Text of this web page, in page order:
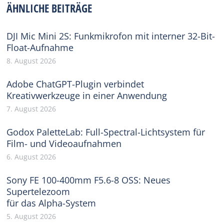
ÄHNLICHE BEITRÄGE
DJI Mic Mini 2S: Funkmikrofon mit interner 32-Bit-
Float-Aufnahme
8. August 2026
Adobe ChatGPT-Plugin verbindet
Kreativwerkzeuge in einer Anwendung
7. August 2026
Godox PaletteLab: Full-Spectral-Lichtsystem für
Film- und Videoaufnahmen
6. August 2026
Sony FE 100-400mm F5.6-8 OSS: Neues
Supertelezoom
für das Alpha-System
5. August 2026